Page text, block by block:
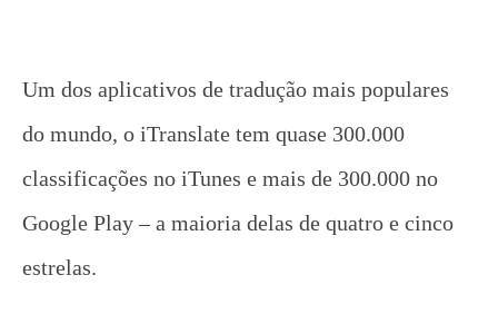
Um dos aplicativos de tradução mais populares
do mundo, o iTranslate tem quase 300.000
classificações no iTunes e mais de 300.000 no
Google Play – a maioria delas de quatro e cinco
estrelas.